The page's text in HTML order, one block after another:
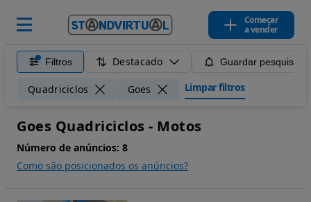
Começar
a vender
Filtros Destacado Guardar pesquisa
Quadriciclos Goes Limpar filtros
Goes Quadriciclos - Motos
Número de anúncios: 8
Como são posicionados os anúncios?